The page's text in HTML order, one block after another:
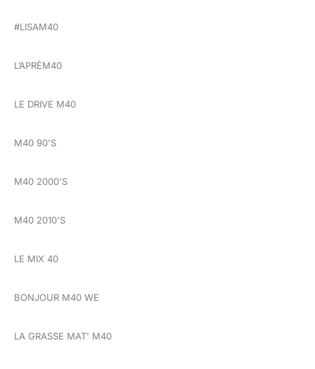
#LISAM40
L’APRÈM40
LE DRIVE M40
M40 90'S
M40 2000'S
M40 2010'S
LE MIX 40
BONJOUR M40 WE
LA GRASSE MAT' M40